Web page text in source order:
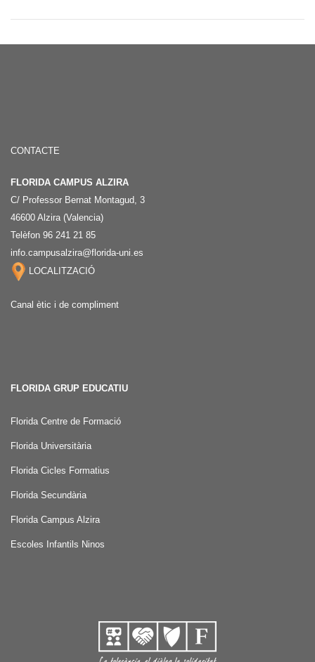
CONTACTE
FLORIDA CAMPUS ALZIRA
C/ Professor Bernat Montagud, 3
46600 Alzira (Valencia)
Telèfon 96 241 21 85
info.campusalzira@florida-uni.es
LOCALITZACIÓ
Canal ètic i de compliment
FLORIDA GRUP EDUCATIU
Florida Centre de Formació
Florida Universitària
Florida Cicles Formatius
Florida Secundària
Florida Campus Alzira
Escoles Infantils Ninos